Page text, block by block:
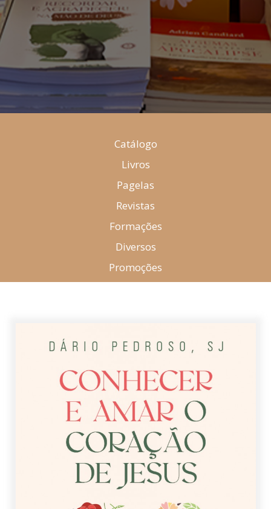
Catálogo
Livros
Pagelas
Revistas
Formações
Diversos
Promoções